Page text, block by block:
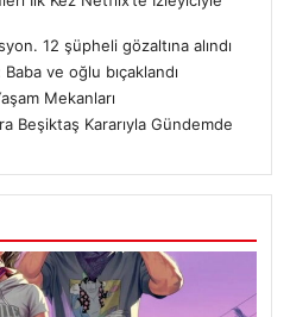
12 şüpheli gözaltına alındı
ve oğlu bıçaklandı
Mekanları
Beşiktaş Kararıyla Gündemde